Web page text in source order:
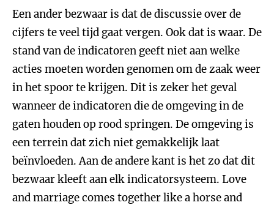
Een ander bezwaar is dat de discussie over de
cijfers te veel tijd gaat vergen. Ook dat is waar. De
stand van de indicatoren geeft niet aan welke
acties moeten worden genomen om de zaak weer
in het spoor te krijgen. Dit is zeker het geval
wanneer de indicatoren die de omgeving in de
gaten houden op rood springen. De omgeving is
een terrein dat zich niet gemakkelijk laat
beïnvloeden. Aan de andere kant is het zo dat dit
bezwaar kleeft aan elk indicatorsysteem. Love
and marriage comes together like a horse and